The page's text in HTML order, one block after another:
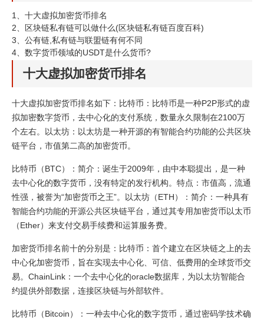
1、 十大虚拟加密货币排名
2、
区块链私有链可以做什么(区块链私有链百度百科)
3、 公有链,私有链与联盟链有何不同
4、 数字货币领域的USDT是什么货币?
十大虚拟加密货币排名
十大虚拟加密货币排名如下：比特币：比特币是一种P2P形式的虚
拟加密数字货币，去中心化的支付系统，数量永久限制在2100万
个左右。以太坊：以太坊是一种开源的有智能合约功能的公共区块
链平台，市值第二高的加密货币。
比特币（BTC）：简介：诞生于2009年，由中本聪提出，是一种
去中心化的数字货币，没有特定的发行机构。特点：市值高，流通
性强，被誉为“加密货币之王”。以太坊（ETH）：简介：一种具有
智能合约功能的开源公共区块链平台，通过其专用加密货币以太币
（Ether）来支付交易手续费和运算服务费。
加密货币排名前十的分别是：比特币：首个建立在区块链之上的去
中心化加密货币，旨在实现去中心化、可信、低费用的全球货币交
易。ChainLink：一个去中心化的oracle数据库，为以太坊智能合
约提供外部数据，连接区块链与外部软件。
比特币（Bitcoin）：一种去中心化的数字货币，通过密码学技术确